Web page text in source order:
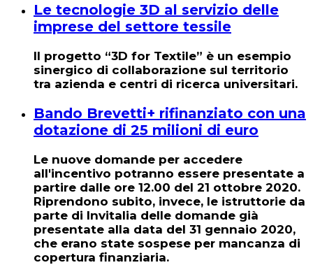
Le tecnologie 3D al servizio delle
imprese del settore tessile
Il progetto “3D for Textile” è un esempio
sinergico di collaborazione sul territorio
tra azienda e centri di ricerca universitari.
Bando Brevetti+ rifinanziato con una
dotazione di 25 milioni di euro
Le nuove domande per accedere
all'incentivo potranno essere presentate a
partire dalle ore 12.00 del 21 ottobre 2020.
Riprendono subito, invece, le istruttorie da
parte di Invitalia delle domande già
presentate alla data del 31 gennaio 2020,
che erano state sospese per mancanza di
copertura finanziaria.